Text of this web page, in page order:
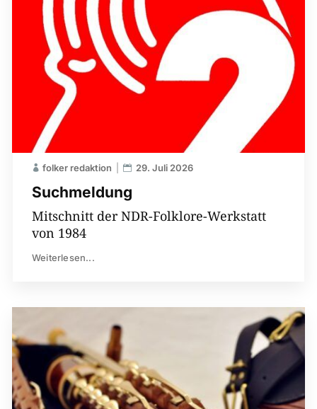
Suchmeldung
folker redaktion 29. Juli 2026
Mitschnitt der NDR-Folklore-Werkstatt
von 1984
Weiterlesen...